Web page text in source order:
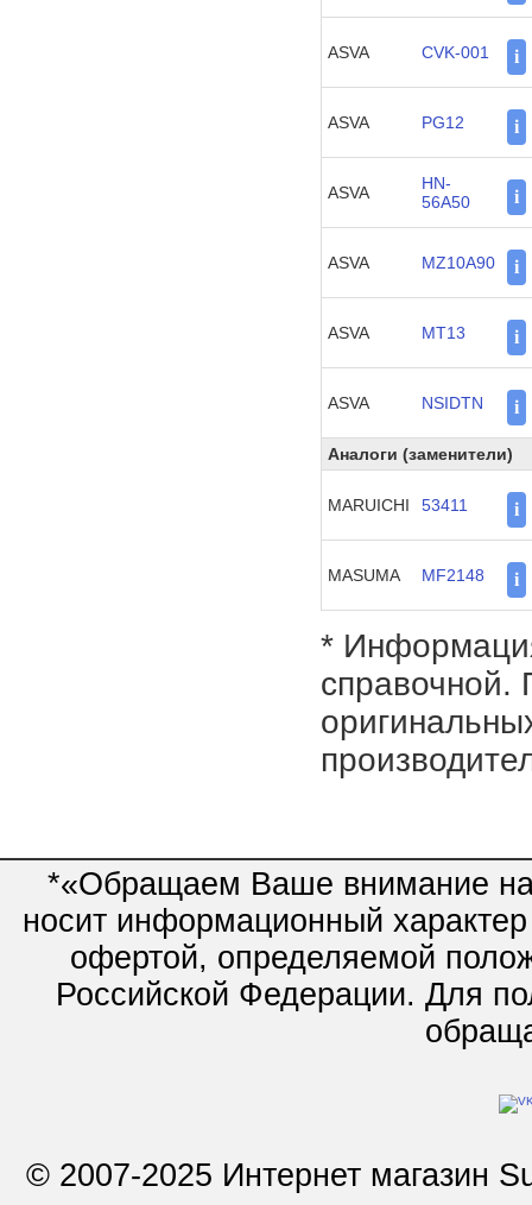
ASVA CVK-001 i
ASVA PG12 i
ASVA
HN-
56A50
i
ASVA MZ10A90 i
ASVA MT13 i
ASVA NSIDTN i
Аналоги (заменители)
MARUICHI 53411 i
MASUMA MF2148 i
*
справочной.
*«Обращаем Ваше внимание на
носит информационный
офертой, определяемой
Российской Федерации. Для
© 2007-2025 Интернет магазин